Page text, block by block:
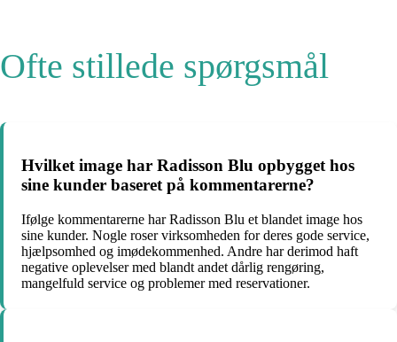
Ofte stillede spørgsmål
Hvilket image har Radisson Blu opbygget hos
sine kunder baseret på kommentarerne?
Ifølge kommentarerne har Radisson Blu et blandet image hos
sine kunder. Nogle roser virksomheden for deres gode service,
hjælpsomhed og imødekommenhed. Andre har derimod haft
negative oplevelser med blandt andet dårlig rengøring,
mangelfuld service og problemer med reservationer.